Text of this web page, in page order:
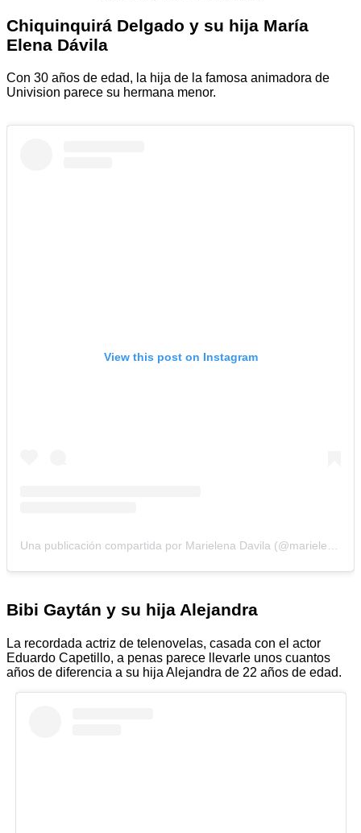
Chiquinquirá Delgado y su hija María
Elena Dávila
Con 30 años de edad, la hija de la famosa animadora de
Univision parece su hermana menor.
View this post on Instagram
Bibi Gaytán y su hija Alejandra
La recordada actriz de telenovelas, casada con el actor
Eduardo Capetillo, a penas parece llevarle unos cuantos
años de diferencia a su hija Alejandra de 22 años de edad.